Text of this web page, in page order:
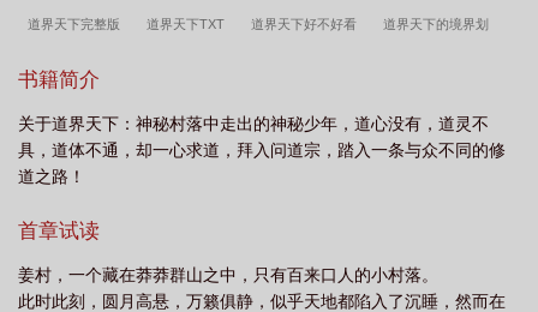
道界天下完整版 道界天下TXT 道界天下好不好看 道界天下的境界划
新 道界天下免费阅读全文网
下阅读 道界天下无弹窗免费阅读全文正版武汉天气 道界天下无弹窗免费阅读全
文正版 道界天下笔趣阁免费阅读全文 道界天下什么时候开始写的 道界天下
局 道界天下笔趣阁
角介绍 道界天下多少字 道界天下古不老的真实身份 道界天下免费阅
读 道界天下TXT八零电子书 人道至尊 道界天下姜云真实身份是什么
书籍简介
关于道界天下：神秘村落中走出的神秘少年，道心没有，道灵不
具，道体不通，却一心求道，拜入问道宗，踏入一条与众不同的修
道之路！
首章试读
姜村，一个藏在莽莽群山之中，只有百来口人的小村落。
此时此刻，圆月高悬，万籁俱静，似乎天地都陷入了沉睡，然而在